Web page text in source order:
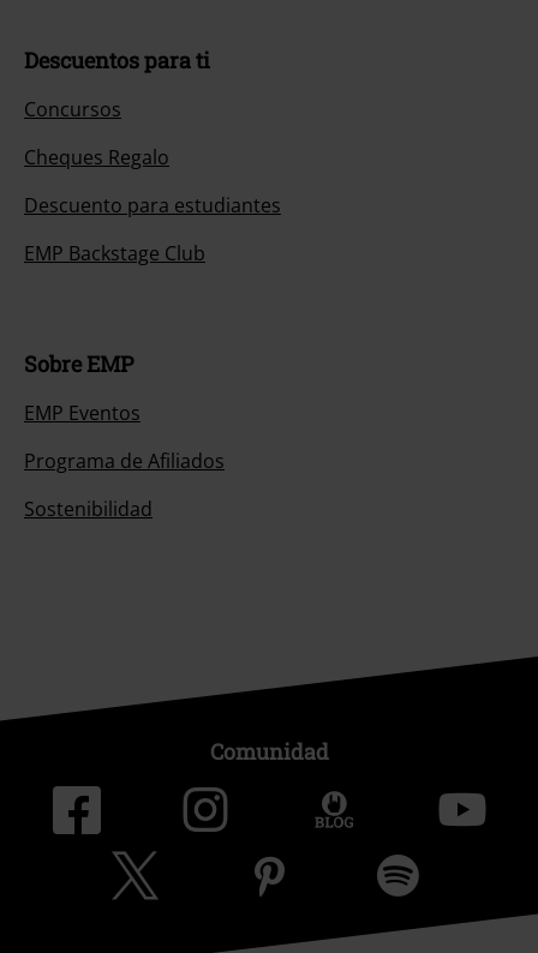
Descuentos para ti
Concursos
Cheques Regalo
Descuento para estudiantes
EMP Backstage Club
Sobre EMP
EMP Eventos
Programa de Afiliados
Sostenibilidad
Comunidad